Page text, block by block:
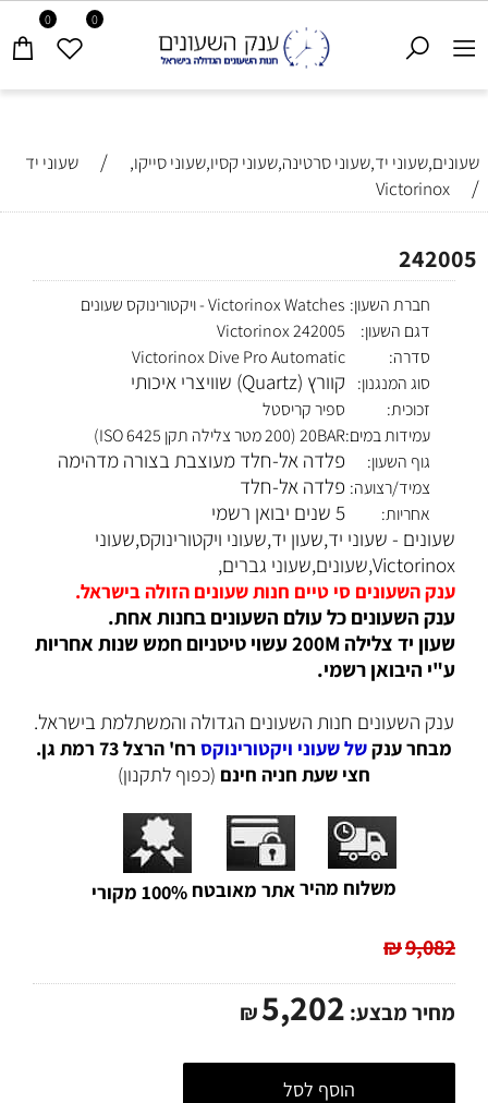
0 0
שעונים,שעוני יד,שעוני סרטינה,שעוני קסיו,שעוני סייקו, / שעוני יד
/
Victorinox
242005
חברת השעון: Victorinox Watches - ויקטורינוקס שעונים
דגם השעון:
Victorinox 242005
סדרה:
Victorinox Dive Pro Automatic
סוג המנגנון:
קוורץ (Quartz) שוויצרי איכותי
זכוכית:
ספיר קריסטל
עמידות במים:20BAR (200 מטר צלילה תקן ISO 6425)
גוף השעון:
פלדה אל-חלד מעוצבת בצורה מדהימה
צמיד/רצועה: פלדה אל-חלד
אחריות:
5 שנים יבואן רשמי
שעונים - שעוני יד,שעון יד,שעוני ויקטורינוקס,שעוני
Victorinox,שעונים,שעוני גברים,
ענק השעונים סי טיים חנות שעונים הזולה בישראל.
ענק השעונים כל עולם השעונים בחנות אחת.
שעון יד צלילה 200M עשוי טיטניום חמש שנות אחריות
ע"י היבואן רשמי.
ענק השעונים חנות השעונים הגדולה והמשתלמת בישראל.
מבחר ענקשל שעוני ויקטורינוקס רח' הרצל 73 רמת גן.
חצי שעת חניה חינם (כפוף לתקנון)
משלוח מהיראתר מאובטח 100% מקורי
₪9,082
מחיר מבצע: ₪5,202
הוסף לסל